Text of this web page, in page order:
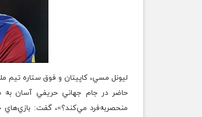
ليونل مسي، کاپيتان و فوق‌ ستاره تيم
حاضر در جام جهاني حريفي آسان
منحصربه‌فرد مي‌کند؟»، گفت: بازي‌هاي